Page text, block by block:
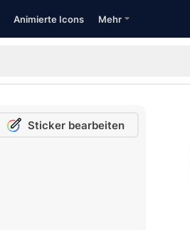
Animierte Icons Mehr
Sticker bearbeiten